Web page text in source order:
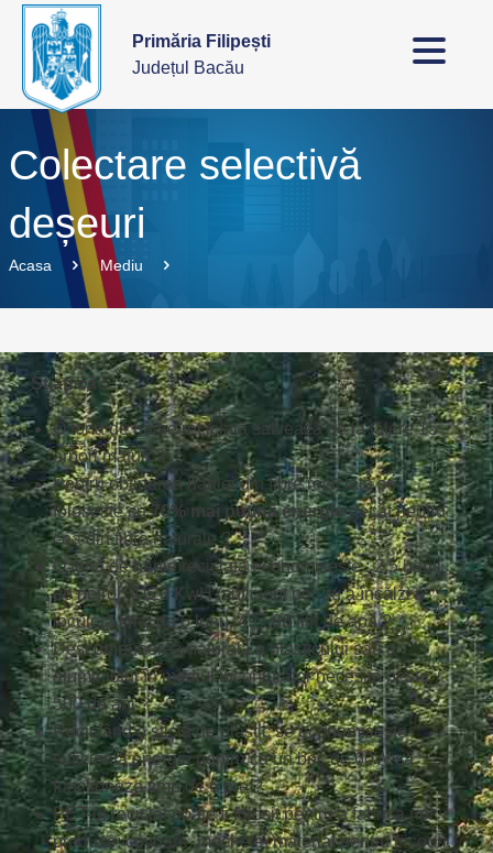
Primăria Filipești
Județul Bacău
Colectare selectivă
deșeuri
Acasa Mediu
Știați că :
O tonă de hârtie reciclată salvează de la tăiere 15
arbori maturi ?
Pentru obținerea hârtiei din fibre reciclate se
folosește cu70% mai puțină energiedecât pentru
cea din fibre naturale ?
O tonă de hârtie reciclată economisește : 2,5 barili
de petrol; 4123 KwH (suficient pentru a încălzi o
locuință timp de 6 luni), 497,88 litri de apă ?
Descompunerea naturală a plasticului sau a
aluminiului în mediul înconjurător necesită peste
500 de ani ?
Reciclând o sticlă de plastic se economisește
suficientă energie pentru ca un bec de 60W să
funcționeze timp de 6 ore ?
PET-ul reciclat poate fi folosit pentru a fabrica noi
produse: covoare, mochete, material pentru tricouri,